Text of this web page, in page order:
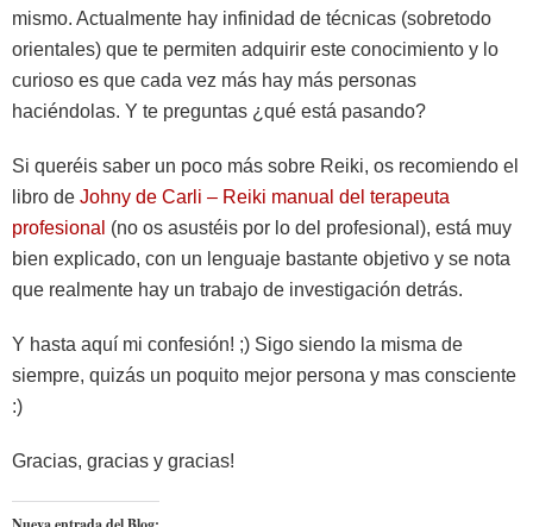
mismo. Actualmente hay infinidad de técnicas (sobretodo
orientales) que te permiten adquirir este conocimiento y lo
curioso es que cada vez más hay más personas
haciéndolas. Y te preguntas ¿qué está pasando?
Si queréis saber un poco más sobre Reiki, os recomiendo el
libro de Johny de Carli – Reiki manual del terapeuta
profesional (no os asustéis por lo del profesional), está muy
bien explicado, con un lenguaje bastante objetivo y se nota
que realmente hay un trabajo de investigación detrás.
Y hasta aquí mi confesión! ;) Sigo siendo la misma de
siempre, quizás un poquito mejor persona y mas consciente
:)
Gracias, gracias y gracias!